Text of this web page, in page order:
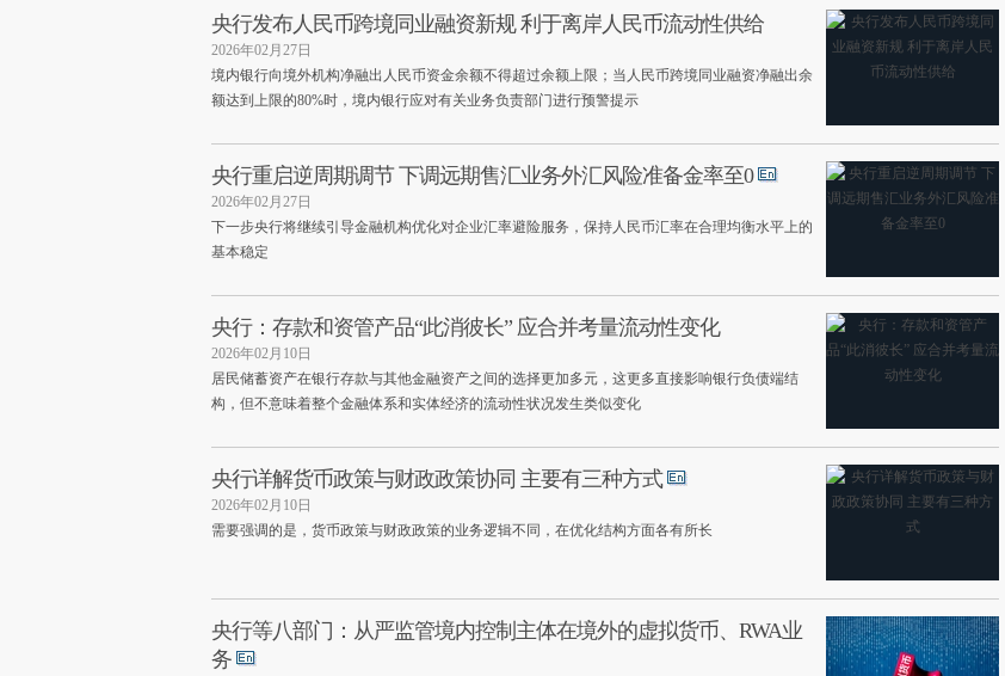
央行发布人民币跨境同业融资新规 利于离岸人民币流动性供给
2026年02月27日
境内银行向境外机构净融出人民币资金余额不得超过余额上限；当人民币跨境同业融资净融出余
额达到上限的80%时，境内银行应对有关业务负责部门进行预警提示
央行重启逆周期调节 下调远期售汇业务外汇风险准备金率至0
2026年02月27日
下一步央行将继续引导金融机构优化对企业汇率避险服务，保持人民币汇率在合理均衡水平上的
基本稳定
央行：存款和资管产品“此消彼长” 应合并考量流动性变化
2026年02月10日
居民储蓄资产在银行存款与其他金融资产之间的选择更加多元，这更多直接影响银行负债端结
构，但不意味着整个金融体系和实体经济的流动性状况发生类似变化
央行详解货币政策与财政政策协同 主要有三种方式
2026年02月10日
需要强调的是，货币政策与财政政策的业务逻辑不同，在优化结构方面各有所长
央行等八部门：从严监管境内控制主体在境外的虚拟货币、RWA业
务